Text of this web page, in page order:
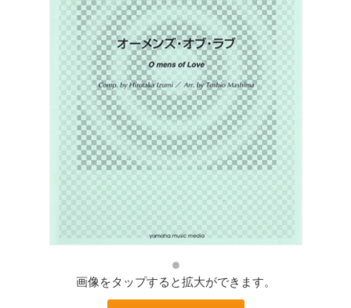
画像をタップすると拡大ができます。